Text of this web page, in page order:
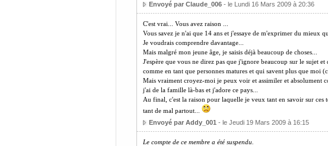
Envoyé par Claude_006- le Lundi 16 Mars 2009 à 20:36
C'est vrai... Vous avez raison ...
Vous savez je n'ai que 14 ans et j'essaye de m'exprimer du mieux
Je voudrais comprendre davantage...
Mais malgré mon jeune âge, je saisis déjà beaucoup de choses...
J'espère que vous ne direz pas que j'ignore beaucoup sur le sujet
comme en tant que personnes matures et qui savent plus que moi
Mais vraiment croyez-moi je peux voir et assimiler et absolument
j'ai de la famille là-bas et j'adore ce pays...
Au final, c'est la raison pour laquelle je veux tant en savoir sur ces
tant de mal partout...
Envoyé par Addy_001 - le Jeudi 19 Mars 2009 à 16:15
Le compte de ce membre a été suspendu.